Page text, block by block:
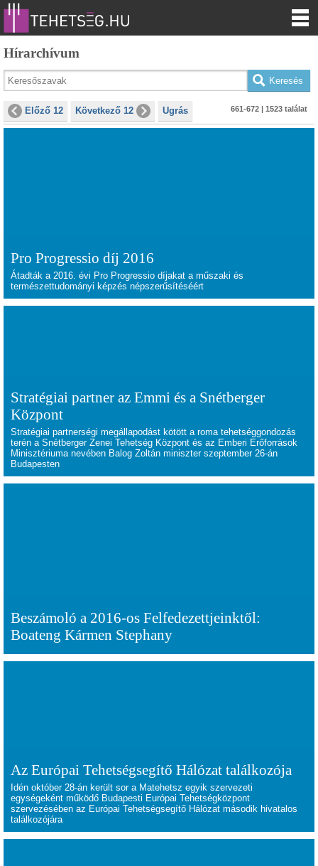
Hírarchívum
Előző 12 Következő 12 Ugrás 661-672 | 1523 találat
Pro Progressio díj 2016
Átadták a 2016. évi Pro Progressio díjakat a műszaki és
természettudományi képzés népszerűsítéséért
Stratégiai partner az Emmi és a Snétberger
Központ
Stratégiai partnerségi megállapodást kötött a roma tehetséggondozás
terén a Snétberger Zenei Tehetség Központ és az Emberi Erőforrások
Minisztériuma nevében Balog Zoltán miniszter szeptember 26-án
Budapesten
Beszámoló a 2016-os Felfedezettjeinktől:
Boateng Kármen Stephany
Az Európai Tehetségsegítő Hálózat találkozója
Idén október 28-án került sor a Matehetsz egyik szervezeti
egységeként működő Budapesti Európai Tehetségközpont
szervezésében az Európai Tehetségsegítő Hálózat második hivatalos
találkozójára